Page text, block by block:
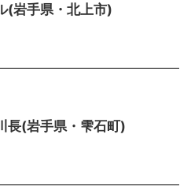
(岩手県・北上市)
長(岩手県・雫石町)